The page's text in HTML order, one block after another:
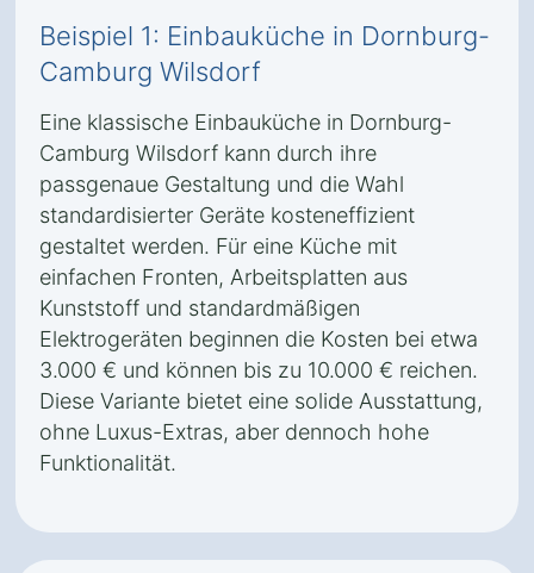
Beispiel 1: Einbauküche in Dornburg-
Camburg Wilsdorf
Eine klassische Einbauküche in Dornburg-
Camburg Wilsdorf kann durch ihre
passgenaue Gestaltung und die Wahl
standardisierter Geräte kosteneffizient
gestaltet werden. Für eine Küche mit
einfachen Fronten, Arbeitsplatten aus
Kunststoff und standardmäßigen
Elektrogeräten beginnen die Kosten bei etwa
3.000 € und können bis zu 10.000 € reichen.
Diese Variante bietet eine solide Ausstattung,
ohne Luxus-Extras, aber dennoch hohe
Funktionalität.